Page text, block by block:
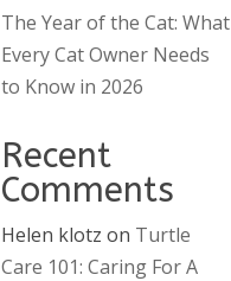
The Year of the Cat: What
Every Cat Owner Needs
to Know in 2026
Recent
Comments
Helen klotz on Turtle
Care 101: Caring For A